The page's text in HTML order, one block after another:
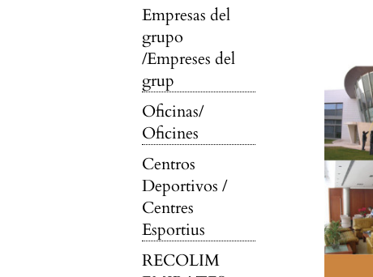
Empresas del
grupo
/Empreses del
grup
Oficinas/
Oficines
Centros
Deportivos /
Centres
Esportius
RECOLIM